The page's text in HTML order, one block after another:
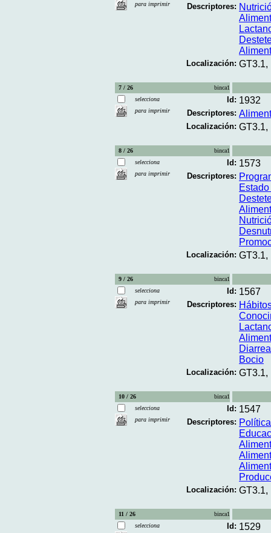
para imprimir
Descriptores:
Localización: GT3.1,
7 / 26
binca1
selecciona
para imprimir
Id: 1932
Descriptores:
Localización: GT3.1,
8 / 26
binca1
selecciona
para imprimir
Id: 1573
Descriptores:
Localización: GT3.1,
9 / 26
binca1
selecciona
para imprimir
Id: 1567
Descriptores:
Diarrea
Bocio
Localización: GT3.1,
10 / 26
binca1
selecciona
para imprimir
Id: 1547
Descriptores:
Localización: GT3.1,
11 / 26
binca1
selecciona
Id: 1529